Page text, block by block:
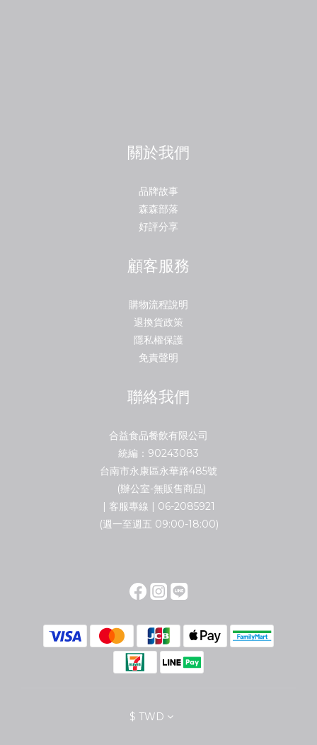
關於我們
品牌故事
森森部落
好評分享
顧客服務
購物流程說明
退換貨政策
隱私權保護
免責聲明
聯絡我們
合益食品餐飲有限公司
統編：90243083
台南市永康區永華路485號
(辦公室-無販售商品)
| 客服專線 | 06-2085921
(週一至週五 09:00-18:00)
$ TWD